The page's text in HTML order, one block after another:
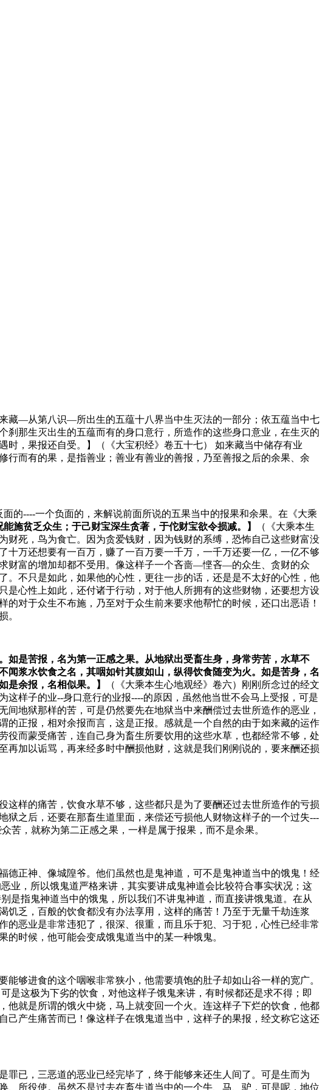
藏—从第八识—所出生的五蕴十八界当中生灭法的一部分；依五蕴当中七
那生灭出生的五蕴而有的身口意行，所造作的这些身口意业，在生灭的
，果报还自受。】（《大宝积经》卷五十七） 如来藏当中储存有业
而有的果，是指善业；善业有善业的善报，乃至善报之后的余果、余
的----一个负面的，来解说前面所说的五果当中的报果和余果。在《大乘
施贫乏众生；于己财宝深生贪著，于佗财宝欲令损减。】
（《大乘本生
死，鸟为食亡。因为贪爱钱财，因为钱财的系缚，恐怖自己这些财富没
万还想要有一百万，赚了一百万要一千万，一千万还要一亿，一亿不够
财富的增加却都不受用。像这样子一个吝啬—悭吝—的众生、贪财的众
不只是如此，如果他的心性，更往一步的话，还是是不太好的心性，他
心性上如此，还付诸于行动，对于他人所拥有的这些财物，还要想方设
对于众生不布施，乃至对于众生前来要求他帮忙的时候，还口出恶语！
。
如是苦报，名为第一正感之果。从地狱出受畜生身，身常劳苦，水草不
浆水饮食之名，其咽如针其腹如山，纵得饮食随变为火。如是苦身，名
是余报，名相似果。】
（《大乘本生心地观经》卷六）刚刚所念过的经文
样子的业--身口意行的业报----的原因，虽然他当世不会马上受报，可是
地狱那样的苦，可是仍然要先在地狱当中来酬偿过去世所造作的恶业，
正报，相对余报而言，这是正报。感就是一个自然的由于如来藏的运作
而蒙受痛苦，连自己身为畜生所要饮用的这些水草，也都经常不够，处
加以诟骂，再来经多时中酬损他财，这就是我们刚刚说的，要来酬还损
样的痛苦，饮食水草不够，这些都只是为了要酬还过去世所造作的亏损
之后，还要在那畜生道里面，来偿还亏损他人财物这样子的一个过失---
苦，就称为第二正感之果，一样是属于报果，而不是余果。
德正神、像城隍爷。他们虽然也是鬼神道，可不是鬼神道当中的饿鬼！经
业，所以饿鬼道严格来讲，其实要讲成鬼神道会比较符合事实状况；这
是指鬼神道当中的饿鬼，所以我们不讲鬼神道，而直接讲饿鬼道。在从
乏，百般的饮食都没有办法享用，这样的痛苦！乃至于无量千劫连浆
恶业是非常违犯了，很深、很重，而且乐于犯、习于犯，心性已经非常
时候，他可能会变成饿鬼道当中的某一种饿鬼。
够进食的这个咽喉非常狭小，他需要填饱的肚子却如山谷一样的宽广。
是这极为下劣的饮食，对他这样子饿鬼来讲，有时候都还是求不得；即
就是所谓的饿火中烧，马上就变回一个火。连这样子下烂的饮食，他都
产生痛苦而已！像这样子在饿鬼道当中，这样子的果报，经文称它这还
已，三恶道的恶业已经完毕了，终于能够来还生人间了。可是生而为
所役使。虽然不是过去在畜生道当中的一个牛、马、驴，可是呢，地位